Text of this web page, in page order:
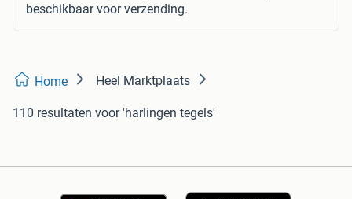
beschikbaar voor verzending.
Home Heel Marktplaats
110 resultaten voor 'harlingen tegels'